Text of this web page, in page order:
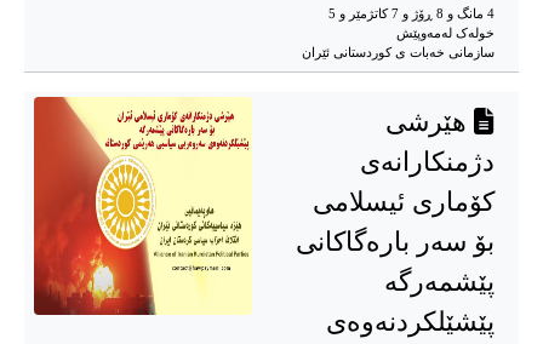
4 مانگ و 8 ڕۆژ و 7 کاتژمێر و 5
خوله‌ک له‌مه‌وپێش‌
سازمانی خەبات ی كوردستانی ئێران
هێرشی
دژمنکارانەی
کۆماری ئیسلامی
بۆ سه‌ر باره‌گاکانی
پێشمه‌رگه‌
پێشێلکردنەوەی